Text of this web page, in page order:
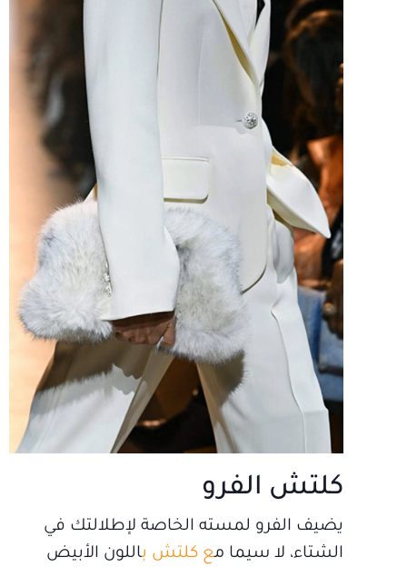
كلتش الفرو
يضيف الفرو لمسته الخاصة لإطلالتك في
الشتاء، لا سيما مع كلتش باللون الأبيض